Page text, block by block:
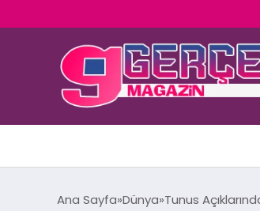
Ana Sayfa Dünya Tunus